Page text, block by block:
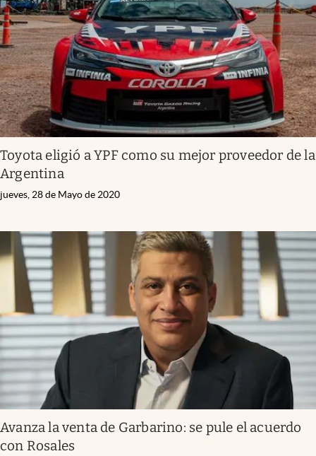
Toyota eligió a YPF como su mejor proveedor de la
Argentina
jueves, 28 de Mayo de 2020
Avanza la venta de Garbarino: se pule el acuerdo
con Rosales